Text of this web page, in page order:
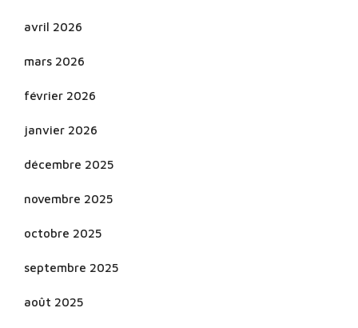
avril 2026
mars 2026
février 2026
janvier 2026
décembre 2025
novembre 2025
octobre 2025
septembre 2025
août 2025